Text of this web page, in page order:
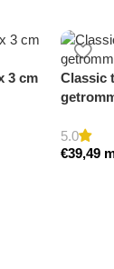
3 cm
Classic
5.0
€39,49